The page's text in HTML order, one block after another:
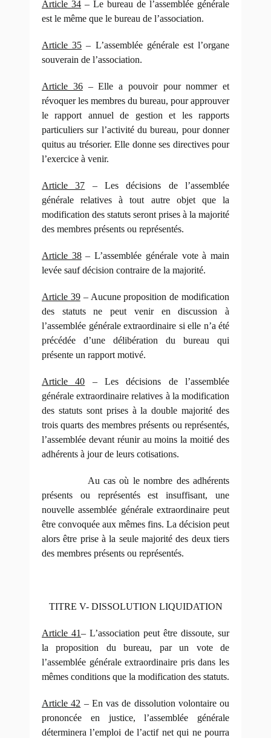
Article 34 – Le bureau de l’assemblée générale
est le même que le bureau de l’association.
Article 35 – L’assemblée générale est l’organe
souverain de l’association.
Article 36– Elle a pouvoir pour nommer et
révoquer les membres du bureau, pour approuver
le rapport annuel de gestion et les rapports
particuliers sur l’activité du bureau, pour donner
quitus au trésorier. Elle donne ses directives pour
l’exercice à venir.
Article 37 – Les décisions de l’assemblée
générale relatives à tout autre objet que la
modification des statuts seront prises à la majorité
des membres présents ou représentés.
Article 38– L’assemblée générale vote à main
levée sauf décision contraire de la majorité.
Article 39– Aucune proposition de modification
des statuts ne peut venir en discussion à
l’assemblée générale extraordinaire si elle n’a été
précédée d’une délibération du bureau qui
présente un rapport motivé.
Article 40 – Les décisions de l’assemblée
générale extraordinaire relatives à la modification
des statuts sont prises à la double majorité des
trois quarts des membres présents ou représentés,
l’assemblée devant réunir au moins la moitié des
adhérents à jour de leurs cotisations.
Au cas où le nombre des adhérents
présents ou représentés est insuffisant, une
nouvelle assemblée générale extraordinaire peut
être convoquée aux mêmes fins. La décision peut
alors être prise à la seule majorité des deux tiers
des membres présents ou représentés.
TITRE V- DISSOLUTION LIQUIDATION
Article 41– L’association peut être dissoute, sur
la proposition du bureau, par un vote de
l’assemblée générale extraordinaire pris dans les
mêmes conditions que la modification des statuts.
Article 42 – En vas de dissolution volontaire ou
prononcée en justice, l’assemblée générale
déterminera l’emploi de l’actif net qui ne pourra